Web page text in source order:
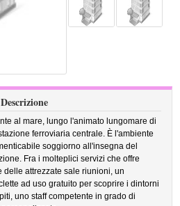
Descrizione
al mare, lungo l'animato lungomare di
ferroviaria centrale. È l'ambiente
soggiorno all'insegna del
Fra i molteplici servizi che offre
delle attrezzate sale riunioni, un
ad uso gratuito per scoprire i dintorni
uno staff competente in grado di